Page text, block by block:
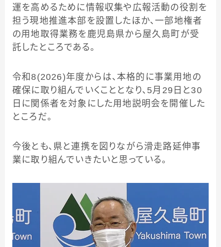
運を高めるために情報収集や広報活動の役割を
担う現地推進本部を設置したほか、一部地権者
の用地取得業務を鹿児島県から屋久島町が受
託したところである。
令和8(2026)年度からは、本格的に事業用地の
確保に取り組んでいくこととなり、5月29日と30
日に関係者を対象にした用地説明会を開催した
ところだ。
今後とも、県と連携を図りながら滑走路延伸事
業に取り組んでいきたいと思っている。